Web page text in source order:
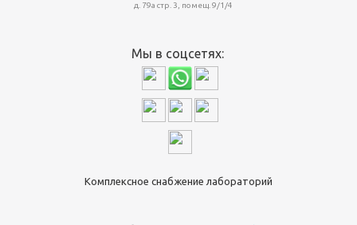
д. 79а стр. 3, помещ. 9/1/4
Мы в соцсетях:
Комплексное снабжение лабораторий